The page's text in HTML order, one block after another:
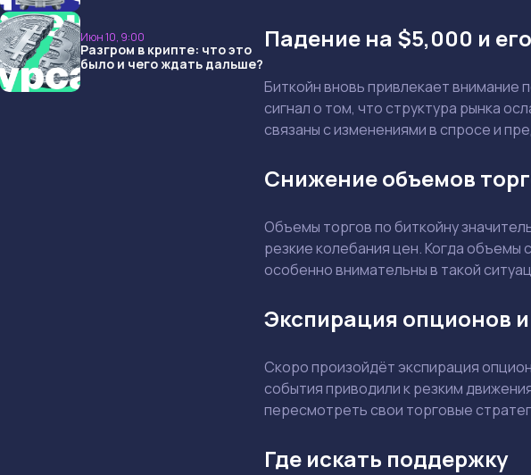
Июн 10, 9:00
Разгром в крипте: что это
было и чего ждать дальше?
Падение на $5,000 и
Биткойн вновь привлекает внимание
сигнал о том, что структура рынка
связаны с изменениями в спросе и
Снижение объемов
Объемы торгов по биткойну
резкие колебания цен. Когда
особенно внимательны в такой
Экспирация опционов
Скоро произойдёт экспирация
события приводили к резким
пересмотреть свои торговые
Где искать поддержку
Задать
Выбрать эксперта